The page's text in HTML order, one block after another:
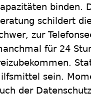
binden.
schildert
zur
für 24
sein.
der